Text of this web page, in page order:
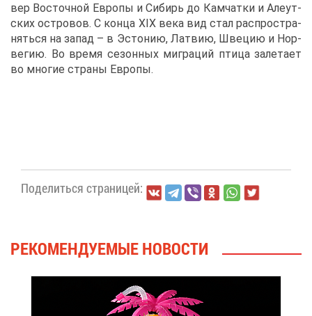
вер Во­сточ­ной Ев­ро­пы и Си­бирь до Кам­чат­ки и Але­ут­
ских ост­ро­вов. С кон­ца ХІХ ве­ка вид стал рас­про­стра­
нять­ся на за­пад – в Эс­то­нию, Лат­вию, Шве­цию и Нор­
ве­гию. Во вре­мя се­зон­ных ми­гра­ций пти­ца за­ле­та­ет
во мно­гие стра­ны Ев­ро­пы.
По­де­лить­ся стра­ни­цей:
РЕ­КО­МЕН­ДУ­Е­МЫЕ НО­ВО­СТИ